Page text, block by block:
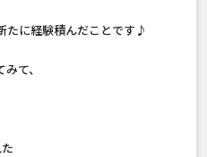
たに経験積んだことです♪
て、